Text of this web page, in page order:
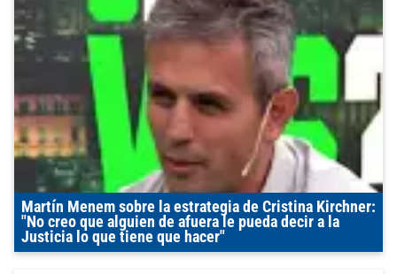
Martín Menem sobre la estrategia de Cristina Kirchner:
"No creo que alguien de afuera le pueda decir a la
Justicia lo que tiene que hacer"